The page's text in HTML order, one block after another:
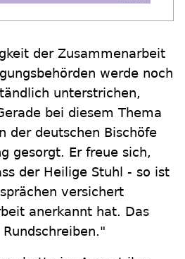
der Zusammenarbeit
werde noch
unterstrichen,
bei diesem Thema
der deutschen Bischöfe
gesorgt. Er freue sich,
der Heilige Stuhl - so ist
versichert
anerkannt hat. Das